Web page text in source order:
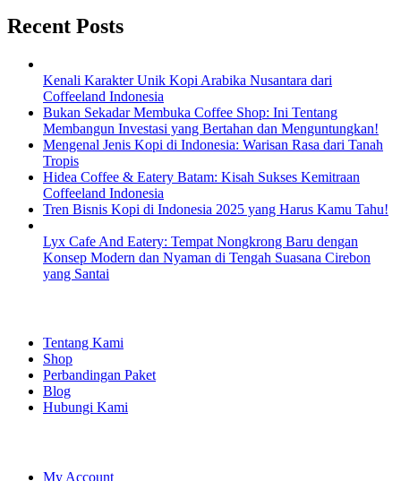
Recent Posts
Kenali Karakter Unik Kopi Arabika Nusantara dari
Coffeeland Indonesia
Bukan Sekadar Membuka Coffee Shop: Ini Tentang
Membangun Investasi yang Bertahan dan Menguntungkan!
Mengenal Jenis Kopi di Indonesia: Warisan Rasa dari Tanah
Tropis
Hidea Coffee & Eatery Batam: Kisah Sukses Kemitraan
Coffeeland Indonesia
Tren Bisnis Kopi di Indonesia 2025 yang Harus Kamu Tahu!
Lyx Cafe And Eatery: Tempat Nongkrong Baru dengan
Konsep Modern dan Nyaman di Tengah Suasana Cirebon
yang Santai
Tentang Kami
Shop
Perbandingan Paket
Blog
Hubungi Kami
My Account